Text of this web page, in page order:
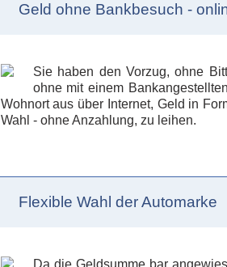
Geld ohne Bankbesuch -
Sie haben den Vorzug, ohne
ohne mit einem
Wohnort aus über Internet, Geld in
Wahl - ohne Anzahlung, zu leihen.
Flexible Wahl der Automarke
Da die Geldsumme bar